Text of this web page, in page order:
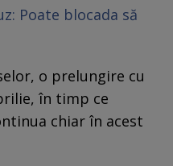
Poate blocada să
o prelungire cu
în timp ce
chiar în acest